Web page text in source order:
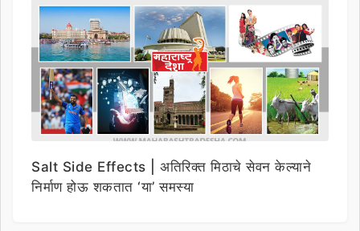
Salt Side Effects | अतिरिक्त मिठाचे सेवन केल्याने
निर्माण होऊ शकतात ‘या’ समस्या